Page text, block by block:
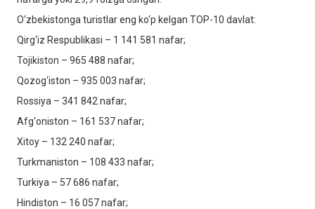
O‘zbekistonga turistlar eng ko‘p kelgan TOP-10 davlat:
Qirg‘iz Respublikasi – 1 141 581 nafar;
Tojikiston – 965 488 nafar;
Qozog‘iston – 935 003 nafar;
Rossiya – 341 842 nafar;
Afg‘oniston – 161 537 nafar;
Xitoy – 132 240 nafar;
Turkmaniston – 108 433 nafar;
Turkiya – 57 686 nafar;
Hindiston – 16 057 nafar;